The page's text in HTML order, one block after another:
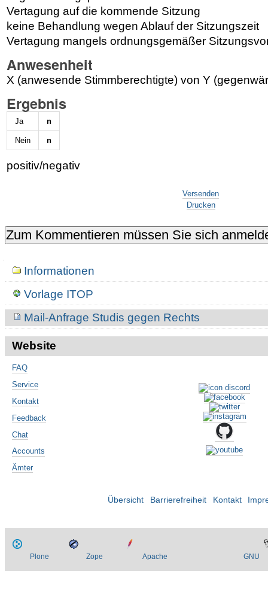
Vertagung auf die kommende Sitzung
keine Behandlung wegen Ablauf der Sitzungszeit
Vertagung mangels ordnungsgemäßer
Anwesenheit
X (anwesende Stimmberechtigte) von Y
Ergebnis
Ja n
Nein n
positiv/negativ
Versenden
Drucken
NavigationInformationen
Vorlage ITOP
Mail-Anfrage Studis gegen Rechts
Website
FAQ
Service
Kontakt
Feedback
Chat
Accounts
Ämter
Übersicht Barrierefreiheit Kontakt
Plone Zope Apache GNU